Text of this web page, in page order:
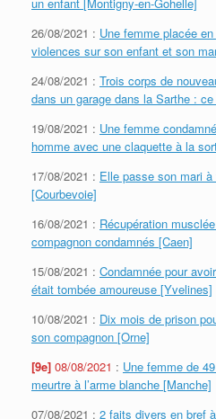
26/08/2021 : Une femme placée
violences sur son enfant et son
24/08/2021 : Trois corps de
dans un garage dans la Sarthe :
19/08/2021 : Une femme
homme avec une claquette à la
17/08/2021 : Elle passe son mari
[Courbevoie]
16/08/2021 : Récupération
compagnon condamnés [Caen]
15/08/2021 : Condamnée pour
était tombée amoureuse [Yvelines]
10/08/2021 : Dix mois de prison
son compagnon [Orne]
[9e] 08/08/2021 : Une femme de
meurtre à l’arme blanche [Manche]
07/08/2021 : 2 faits divers en bref